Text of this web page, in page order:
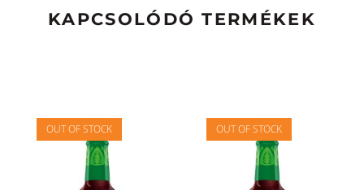
KAPCSOLÓDÓ TERMÉKEK
OUT OF STOCK OUT OF STOCK